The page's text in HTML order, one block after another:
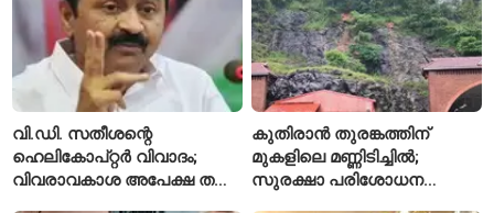
വി.ഡി. സതീശന്റെ
ഹെലികോപ്റ്റർ വിവാദം;
വിവരാവകാശ അപേക്ഷ തള്ളി
കുതിരാൻ തുരങ്കത്തിന്
മുകളിലെ മണ്ണിടിച്ചിൽ;
സുരക്ഷാ പരിശോധന